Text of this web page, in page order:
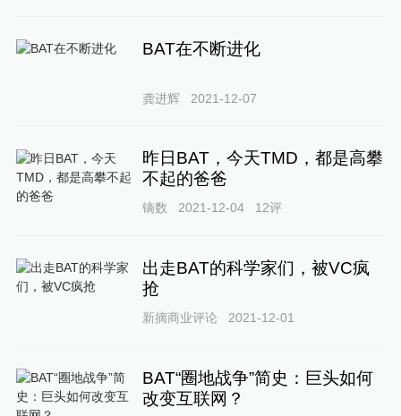
BAT在不断进化
龚进辉 2021-12-07
昨日BAT，今天TMD，都是高攀
不起的爸爸
镝数 2021-12-04 12评
出走BAT的科学家们，被VC疯
抢
新摘商业评论 2021-12-01
BAT“圈地战争”简史：巨头如何
改变互联网？